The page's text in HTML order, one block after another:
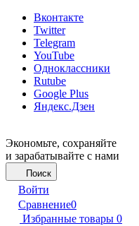
Вконтакте
Twitter
Telegram
YouTube
Одноклассники
Rutube
Google Plus
Яндекс.Дзен
Экономьте, сохраняйте
и зарабатывайте с нами
Поиск
Войти
Сравнение0
Избранные товары 0